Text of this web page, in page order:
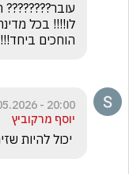
הוחכים ביחד!!!
20:00 - 13.05.2026
יוסף מרקוביץ